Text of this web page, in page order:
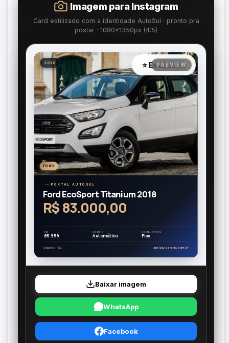
Imagem para Instagram
Card estilizado com a identidade AutoSul · pronto pra
postar · 1080×1350px (4:5)
2018
FORD
PORTAL AUTOSUL
Ford EcoSport Titanium 2018
R$ 83.000,00
KM
85.959
CÂMBIO
Automático
COMBUSTÍVEL
Flex
Chapecó · SC autosulcarros.com.br
⭐ Estilizada
Baixar imagem
WhatsApp
Facebook